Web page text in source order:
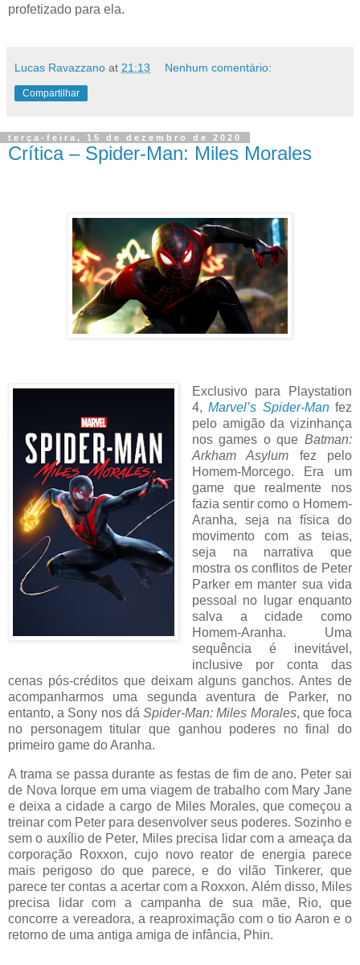
profetizado para ela.
Lucas Ravazzano at 21:13 Nenhum comentário:
Compartilhar
terça-feira, 15 de dezembro de 2020
Crítica – Spider-Man: Miles Morales
Exclusivo para Playstation
4,Marvel’s Spider-Manfez
pelo amigão da vizinhança
nos games o que Batman:
Arkham Asylum fez pelo
Homem-Morcego. Era um
game que realmente nos
fazia sentir como o Homem-
Aranha, seja na física do
movimento com as teias,
seja na narrativa que
mostra os conflitos de Peter
Parker em manter sua vida
pessoal no lugar enquanto
salva a cidade como
Homem-Aranha. Uma
sequência é inevitável,
inclusive por conta das
cenas pós-créditos que deixam alguns ganchos. Antes de
acompanharmos uma segunda aventura de Parker, no
entanto, a Sony nos dáSpider-Man: Miles Morales, que foca
no personagem titular que ganhou poderes no final do
primeiro game do Aranha.
A trama se passa durante as festas de fim de ano. Peter sai
de Nova Iorque em uma viagem de trabalho com Mary Jane
e deixa a cidade a cargo de Miles Morales, que começou a
treinar com Peter para desenvolver seus poderes. Sozinho e
sem o auxílio de Peter, Miles precisa lidar com a ameaça da
corporação Roxxon, cujo novo reator de energia parece
mais perigoso do que parece, e do vilão Tinkerer, que
parece ter contas a acertar com a Roxxon. Além disso, Miles
precisa lidar com a campanha de sua mãe, Rio, que
concorre a vereadora, a reaproximação com o tio Aaron e o
retorno de uma antiga amiga de infância, Phin.